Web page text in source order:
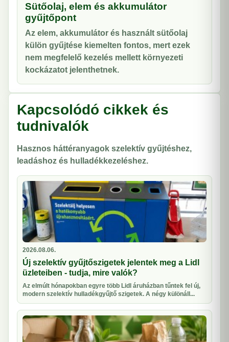
Sütőolaj, elem és akkumulátor
gyűjtőpont
Az elem, akkumulátor és használt sütőolaj
külön gyűjtése kiemelten fontos, mert ezek
nem megfelelő kezelés mellett környezeti
kockázatot jelenthetnek.
Kapcsolódó cikkek és
tudnivalók
Hasznos háttéranyagok szelektív gyűjtéshez,
leadáshoz és hulladékkezeléshez.
2026.08.06.
Új szelektív gyűjtőszigetek jelentek meg a Lidl
üzleteiben - tudja, mire valók?
Az elmúlt hónapokban egyre több Lidl áruházban tűntek fel új,
modern szelektív hulladékgyűjtő szigetek. A négy különáll...